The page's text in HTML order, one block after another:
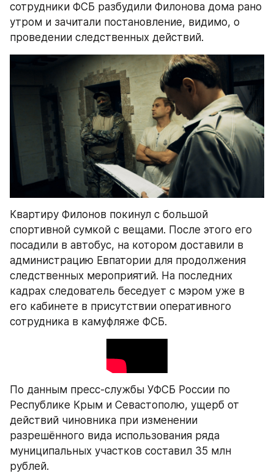
сотрудники ФСБ разбудили Филонова дома рано
утром и зачитали постановление, видимо, о
проведении следственных действий.
Квартиру Филонов покинул с большой
спортивной сумкой с вещами. После этого его
посадили в автобус, на котором доставили в
администрацию Евпатории для продолжения
следственных мероприятий. На последних
кадрах следователь беседует с мэром уже в
его кабинете в присутствии оперативного
сотрудника в камуфляже ФСБ.
По данным пресс-службы УФСБ России по
Республике Крым и Севастополю, ущерб от
действий чиновника при изменении
разрешённого вида использования ряда
муниципальных участков составил 35 млн
рублей.